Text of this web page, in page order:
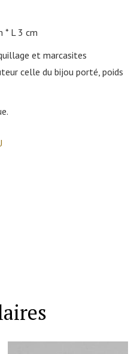
L 3 cm
et marcasites
celle du bijou porté, poids